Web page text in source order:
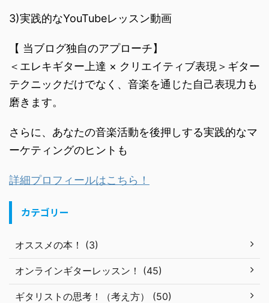
3)実践的なYouTubeレッスン動画
【 当ブログ独自のアプローチ】
＜エレキギター上達 × クリエイティブ表現＞ギター
テクニックだけでなく、音楽を通じた自己表現力も
磨きます。
さらに、あなたの音楽活動を後押しする実践的なマ
ーケティングのヒントも
詳細プロフィールはこちら！
カテゴリー
オススメの本！ (3)
オンラインギターレッスン！ (45)
ギタリストの思考！（考え方） (50)